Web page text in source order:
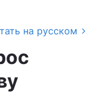
на русском